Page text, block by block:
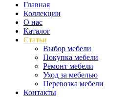
Главная
Коллекции
О нас
Каталог
Статьи
Выбор мебели
Покупка мебели
Ремонт мебели
Уход за мебелью
Перевозка мебели
Контакты